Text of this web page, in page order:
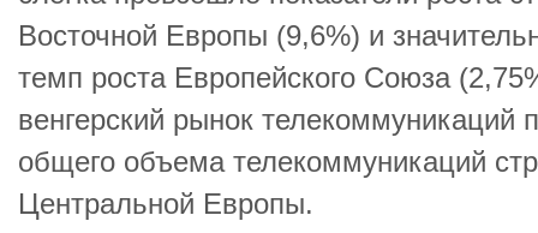
Восточной Европы (9,6%) и
темп роста Европейского Союза
венгерский рынок телекоммуникаций
общего объема телекоммуникаций
Центральной Европы.